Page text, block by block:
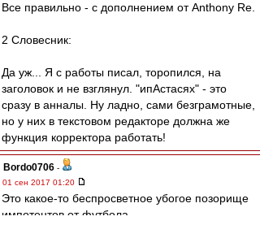
Все правильно - с дополнением от Anthony Re.
2 Словесник:
Да уж... Я с работы писал, торопился, на
заголовок и не взглянул. "ипАстасях" - это
сразу в анналы. Ну ладно, сами безграмотные,
но у них в текстовом редакторе должна же
функция корректора работать!
Bordo0706 -
01 сен 2017 01:20
Это какое-то беспросветное убогое позорище
импотентов от футбола.